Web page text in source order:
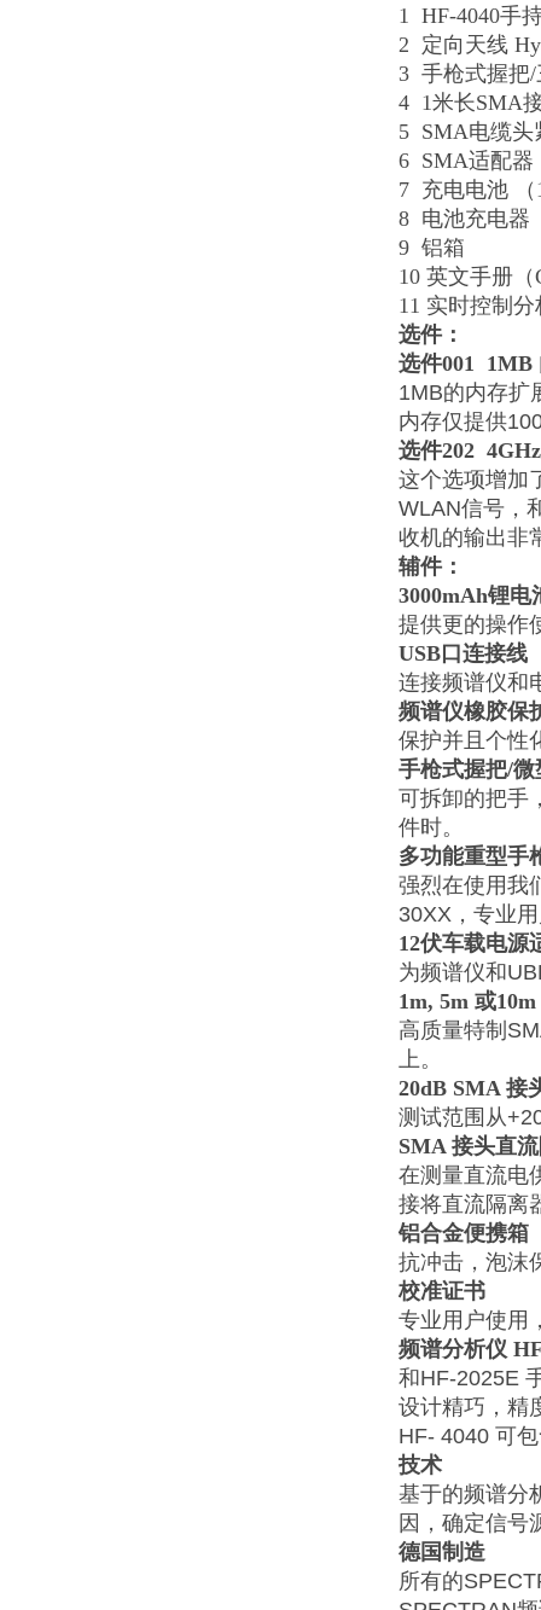
1 HF-4040手
2 定向天线
3 手枪式
4 1米长
5 SMA电缆
6 SMA适配
7 充电电池
8 电池
9 铝
10 英文手
11 实时控制
选件：
选件001 1MB
1MB的内存扩
内存仅提供
选件202
这个选项增加
WLAN信号，
收机的输出非
辅件：
3000mAh锂电
提供更的操作
USB 口连接线
连接频谱仪和
频谱仪橡胶保
保护并且个性
手枪式握把/微
可拆卸的把手
件时。
多功能重型手
强烈在使用我
30XX，专业
12伏车载电源
为频谱仪和
1m, 5m 或
高质量特制
上。
20dB SMA 接
测试范围从
SMA 接头直
在测量直流电
接将直流隔离
铝合金便携箱
抗冲击，泡沫
校准证书
专业用户使用
频谱分析仪
和HF-2025E
设计精巧，
HF- 4040 可
技术
基于的频谱分
因，确定信号
德国制造
所有的